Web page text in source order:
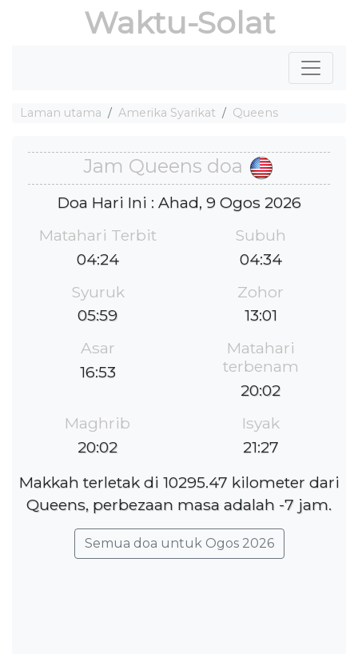
Waktu-Solat
Laman utama Amerika Syarikat Queens
Jam Queens doa
Doa Hari Ini : Ahad, 9 Ogos 2026
Matahari Terbit
04:24
Subuh
04:34
Syuruk
05:59
Zohor
13:01
Asar
16:53
Matahari
terbenam
20:02
Maghrib
20:02
Isyak
21:27
Makkah terletak di 10295.47 kilometer dari
Queens, perbezaan masa adalah -7 jam.
Semua doa untuk Ogos 2026